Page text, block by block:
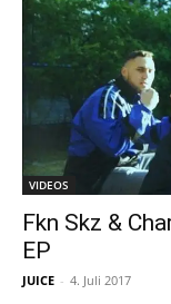
VIDEOS
Fkn Skz &
EP
JUICE - 4. Juli 2017